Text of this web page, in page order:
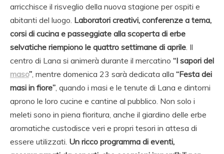
arricchisce il risveglio della nuova stagione per ospiti e
abitanti del luogo. Laboratori creativi, conferenze a tema,
corsi di cucina e passeggiate alla scoperta di erbe
selvatiche riempiono le quattro settimane di aprile. Il
centro di Lana si animerà durante il mercatino “I sapori del
maso”, mentre domenica 23 sarà dedicata alla “Festa dei
masi in fiore”, quando i masi e le tenute di Lana e dintorni
aprono le loro cucine e cantine al pubblico. Non solo i
meleti sono in piena fioritura, anche il giardino delle erbe
aromatiche custodisce veri e propri tesori in attesa di
essere utilizzati. Un ricco programma di eventi,